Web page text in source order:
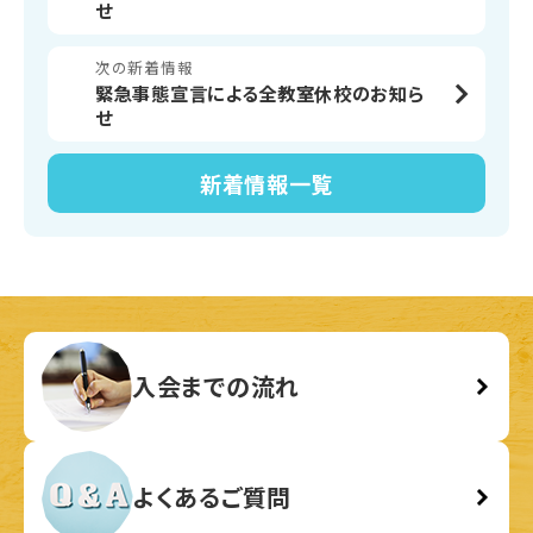
せ
新着情報一覧
次の新着情報
緊急事態宣言による全教室休校のお知ら
せ
入会までの流れ
よくあるご質問